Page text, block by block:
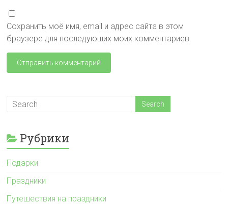
Сохранить моё имя, email и адрес сайта в этом
браузере для последующих моих комментариев.
Рубрики
Подарки
Праздники
Путешествия на праздники